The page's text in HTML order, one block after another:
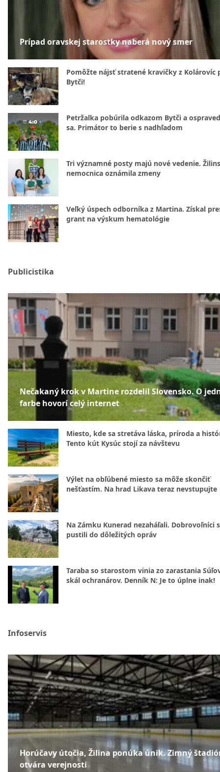
Prípad oravskej starostky naberá nový smer
Pomôžte nájsť stratené kravičky z Kolárovíc
Bytči!
Petržalka pobúrila odkazom Bytči a
sa. Primátor to berie s nadhľadom
Tri významné posty majú nové vedenie.
nemocnica oznámila zmeny
Veľký úspech odborníka z Martina. Získal
grant na výskum hematológie
Publicistika
Nečakaný krok v Martine rozdelil Slovensko. O
farbe hovorí celý internet
Miesto, kde sa stretáva láska, príroda a
Tento kút Kysúc stojí za návštevu
Výlet na obľúbené miesto sa môže skončiť
nešťastím. Na hrad Likava teraz nevstupujte
Na Zámku Kunerad nezaháľali. Dobrovoľníci
pustili do dôležitých opráv
Taraba so starostom vinia zo zarastania
skál ochranárov. Denník N: Je to úplne inak!
Infoservis
Horúčavy útočia, Žilina ponúka únik. Zimný
otvára verejnosti